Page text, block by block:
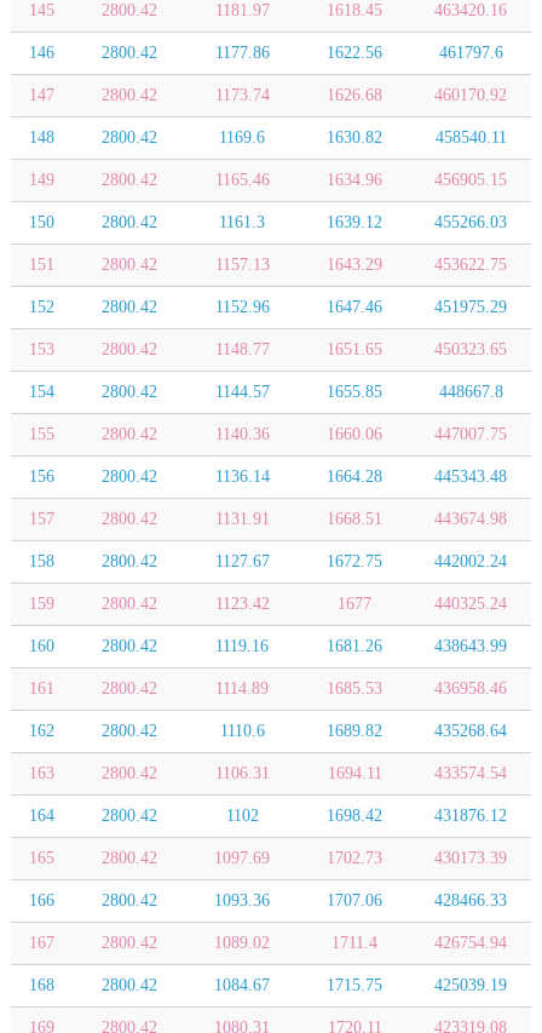
145 2800.42 1181.97 1618.45 463420.16
146 2800.42 1177.86 1622.56 461797.6
147 2800.42 1173.74 1626.68 460170.92
148 2800.42 1169.6 1630.82 458540.11
149 2800.42 1165.46 1634.96 456905.15
150 2800.42 1161.3 1639.12 455266.03
151 2800.42 1157.13 1643.29 453622.75
152 2800.42 1152.96 1647.46 451975.29
153 2800.42 1148.77 1651.65 450323.65
154 2800.42 1144.57 1655.85 448667.8
155 2800.42 1140.36 1660.06 447007.75
156 2800.42 1136.14 1664.28 445343.48
157 2800.42 1131.91 1668.51 443674.98
158 2800.42 1127.67 1672.75 442002.24
159 2800.42 1123.42 1677 440325.24
160 2800.42 1119.16 1681.26 438643.99
161 2800.42 1114.89 1685.53 436958.46
162 2800.42 1110.6 1689.82 435268.64
163 2800.42 1106.31 1694.11 433574.54
164 2800.42 1102 1698.42 431876.12
165 2800.42 1097.69 1702.73 430173.39
166 2800.42 1093.36 1707.06 428466.33
167 2800.42 1089.02 1711.4 426754.94
168 2800.42 1084.67 1715.75 425039.19
169 2800.42 1080.31 1720.11 423319.08